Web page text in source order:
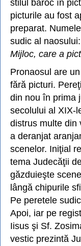
stilul baroc în
picturile au fost
preparat.
sudic al naosului:
Mijloc, care a
Pronaosul are
fără picturi.
din nou în prima
secolului al XIX-
distrus multe din
a deranjat
scenelor. Iniţial
tema Judecăţii
găzduieşte
lângă chipurile
Pe peretele
Apoi, iar pe
Iisus şi Sf.
vestic prezintă